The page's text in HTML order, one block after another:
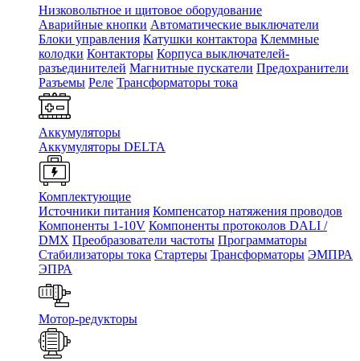
Низковольтное и щитовое оборудование
Аварийные кнопки Автоматические выключатели
Блоки управления Катушки контактора Клеммные
колодки Контакторы Корпуса выключателей-
разъединителей Магнитные пускатели Предохранители
Разъемы Реле Трансформаторы тока
Аккумуляторы
Аккумуляторы DELTA
Комплектующие
Источники питания Компенсатор натяжения проводов
Компоненты 1-10V Компоненты протоколов DALI /
DMX Преобразователи частоты Программаторы
Стабилизаторы тока Стартеры Трансформаторы ЭМПРА
ЭПРА
Мотор-редукторы